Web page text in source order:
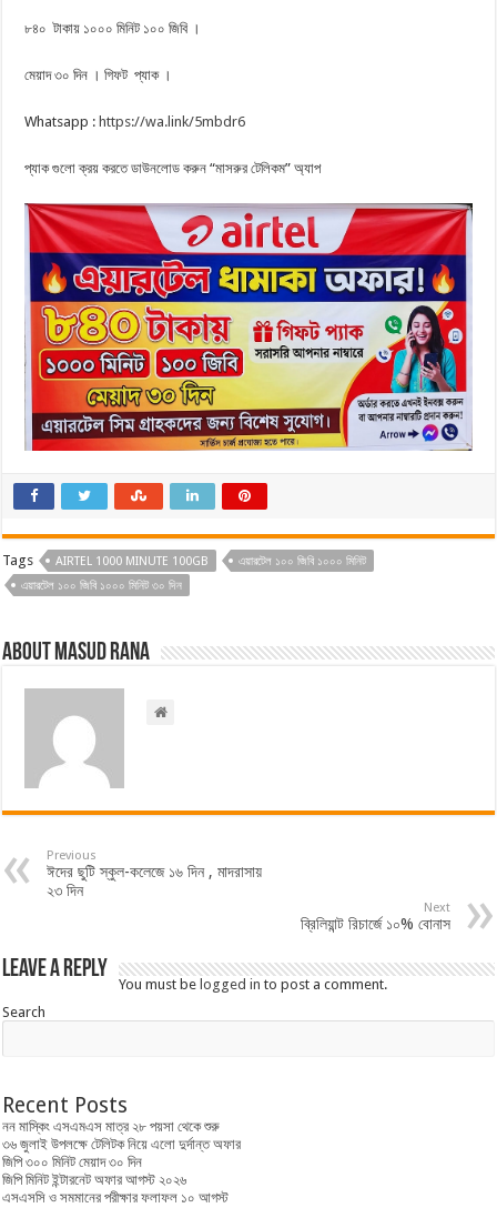
৮৪০ টাকায় ১০০০ মিনিট ১০০ জিবি ।
মেয়াদ ৩০ দিন । গিফট প্যাক ।
Whatsapp : https://wa.link/5mbdr6
প্যাক গুলো ক্রয় করতে ডাউনলোড করুন “মাসরুর টেলিকম” অ্যাপ
Tags AIRTEL 1000 MINUTE 100GB
এয়ারটেল ১০০ জিবি ১০০০ মিনিট
এয়ারটেল ১০০ জিবি ১০০০ মিনিট ৩০ দিন
About Masud Rana
Previous
ঈদের ছুটি স্কুল-কলেজে ১৬ দিন , মাদরাসায়
২৩ দিন
Next
ব্রিলিয়ান্ট রিচার্জে ১০% বোনাস
Leave a Reply
You must be logged in to post a comment.
Search
Recent Posts
নন মাস্কিং এসএমএস মাত্র ২৮ পয়সা থেকে শুরু
৩৬ জুলাই উপলক্ষে টেলিটক নিয়ে এলো দুর্দান্ত অফার
জিপি ৩০০ মিনিট মেয়াদ ৩০ দিন
জিপি মিনিট ইন্টারনেট অফার আগস্ট ২০২৬
এসএসসি ও সমমানের পরীক্ষার ফলাফল ১০ আগস্ট